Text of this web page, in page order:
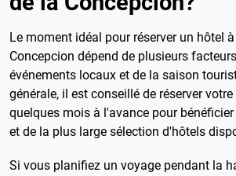
Le moment idéal pour réserver un hôtel
Concepcion dépend de plusieurs
événements locaux et de la saison
générale, il est conseillé de réserver
quelques mois à l'avance pour
et de la plus large sélection d'hôtels
Si vous planifiez un voyage pendant la